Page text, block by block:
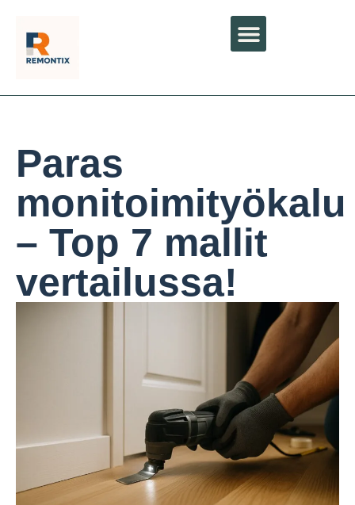
Paras
monitoimityökalu
– Top 7 mallit
vertailussa!